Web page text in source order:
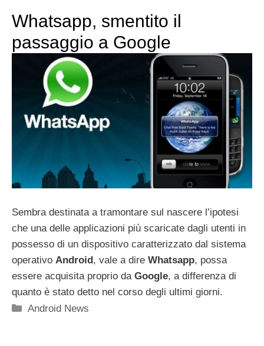
Whatsapp, smentito il
passaggio a Google
Sembra destinata a tramontare sul nascere l’ipotesi
che una delle applicazioni più scaricate dagli utenti in
possesso di un dispositivo caratterizzato dal sistema
operativo Android, vale a dire Whatsapp, possa
essere acquisita proprio da Google, a differenza di
quanto è stato detto nel corso degli ultimi giorni.
Categorie
Android News